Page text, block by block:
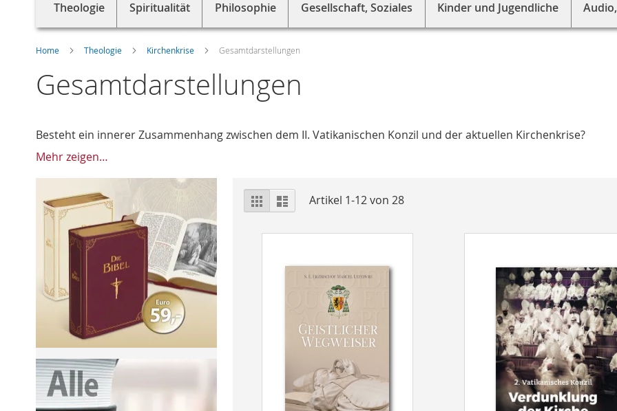
Theologie Spiritualität Philosophie Gesellschaft, Soziales Kinder und Jugendliche
Home Theologie Kirchenkrise Gesamtdarstellungen
Gesamtdarstellungen
Besteht ein innerer Zusammenhang zwischen dem II. Vatikanischen Konzil und der aktuellen Kirchenkrise?
Mehr zeigen…
Ansicht
als
RasterListeArtikel 1-12von 28